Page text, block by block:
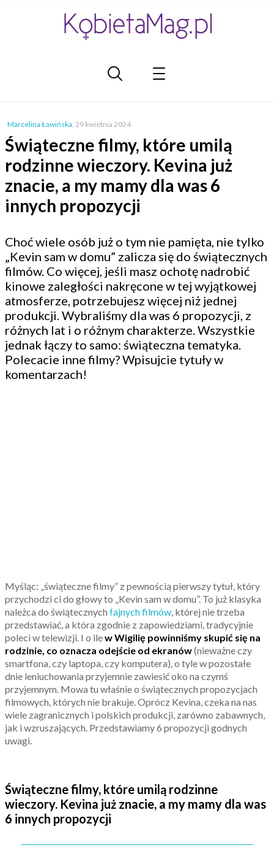
Marcelina Ławińska, 29 kwietnia 2024
Świąteczne filmy, które umilą
rodzinne wieczory. Kevina już
znacie, a my mamy dla was 6
innych propozycji
Choć wiele osób już o tym nie pamięta, nie tylko
„Kevin sam w domu” zalicza się do świątecznych
filmów. Co więcej, jeśli masz ochotę nadrobić
kinowe zaległości nakręcone w tej wyjątkowej
atmosferze, potrzebujesz więcej niż jednej
produkcji. Wybraliśmy dla was 6 propozycji, z
różnych lat i o różnym charakterze. Wszystkie
jednak łączy to samo: świąteczna tematyka.
Polecacie inne filmy? Wpisujcie tytuły w
komentarzach!
Myśląc: „świąteczne filmy” z pewnością pierwszy tytuł, który
przychodzi ci do głowy to „Kevin sam w domu”. To już klasyka
należca do świątecznych fajnych filmów, której nie trzeba
przedstawiać, a która zgodnie z zapowiedziami, tradycyjnie
poleci w telewizji. I o ilew Wigilię powinniśmy skupić się na
rodzinie, co oznacza odejście od ekranów(nieważne czy
smartfona, czy laptopa, czy komputera), o tyle w pozostałe
dnie leniuchowania przyjemnie zawiesić oko na czymś
przyjemnym. Mowa tu właśnie o świątecznych propozycjach
filmowych, których nie brakuje. Oprócz Kevina, czeka na nas
wiele zagranicznych i polskich produkcji, zarówno zabawnych,
jak i wzruszających. Przedstawiamy 6 propozycji godnych
uwagi.
Świąteczne filmy, które umilą rodzinne
wieczory. Kevina już znacie, a my mamy dla was
6 innych propozycji